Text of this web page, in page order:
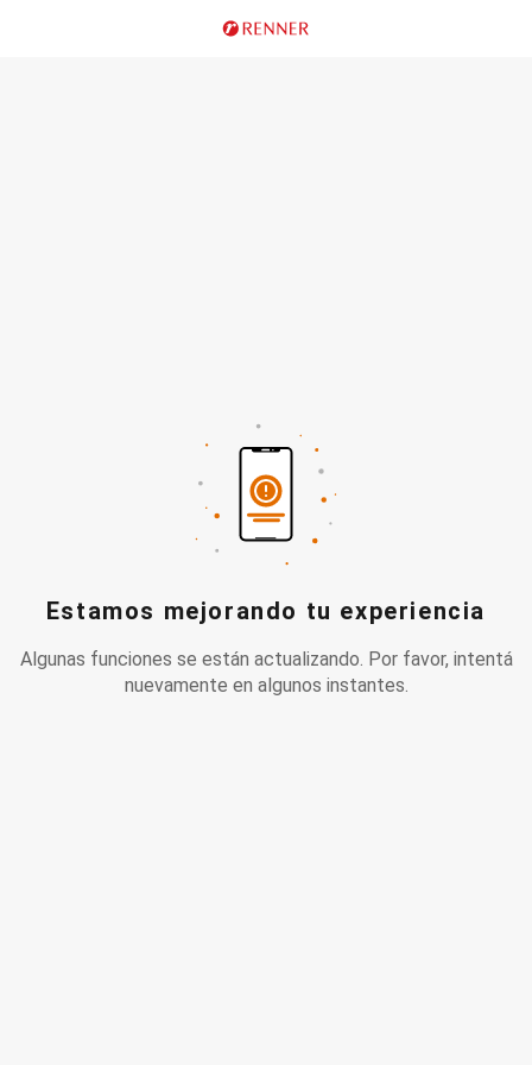
Estamos mejorando tu experiencia
Algunas funciones se están actualizando. Por favor, intentá
nuevamente en algunos instantes.